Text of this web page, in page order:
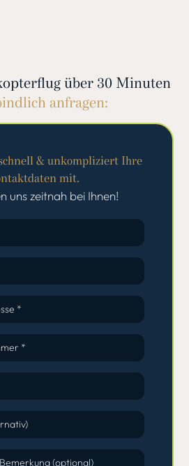
über 30 Minuten
anfragen:
& unkompliziert Ihre
mit.
uns zeitnah bei Ihnen!
*
*
(optional)